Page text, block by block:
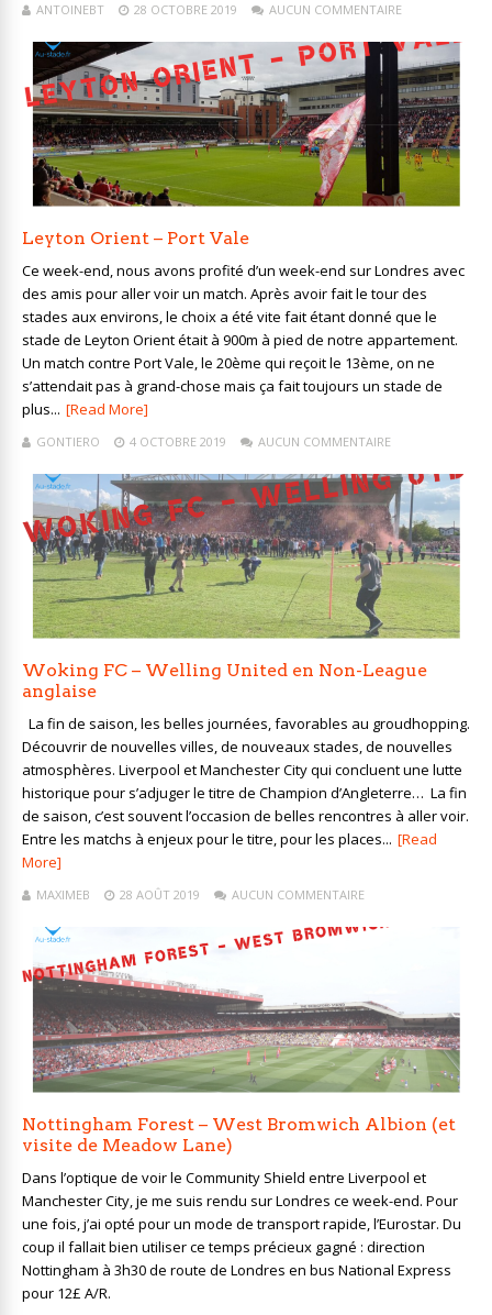
ANTOINEBT 28 OCTOBRE 2019 AUCUN COMMENTAIRE
Leyton Orient – Port Vale
Ce week-end, nous avons profité d’un week-end sur Londres avec
des amis pour aller voir un match. Après avoir fait le tour des
stades aux environs, le choix a été vite fait étant donné que le
stade de Leyton Orient était à 900m à pied de notre appartement.
Un match contre Port Vale, le 20ème qui reçoit le 13ème, on ne
s’attendait pas à grand-chose mais ça fait toujours un stade de
plus... [Read More]
GONTIERO 4 OCTOBRE 2019 AUCUN COMMENTAIRE
Woking FC – Welling United en Non-League
anglaise
La fin de saison, les belles journées, favorables au groudhopping.
Découvrir de nouvelles villes, de nouveaux stades, de nouvelles
atmosphères. Liverpool et Manchester City qui concluent une lutte
historique pour s’adjuger le titre de Champion d’Angleterre… La fin
de saison, c’est souvent l’occasion de belles rencontres à aller voir.
Entre les matchs à enjeux pour le titre, pour les places... [Read
More]
MAXIMEB 28 AOÛT 2019 AUCUN COMMENTAIRE
Nottingham Forest – West Bromwich Albion (et
visite de Meadow Lane)
Dans l’optique de voir le Community Shield entre Liverpool et
Manchester City, je me suis rendu sur Londres ce week-end. Pour
une fois, j’ai opté pour un mode de transport rapide, l’Eurostar. Du
coup il fallait bien utiliser ce temps précieux gagné : direction
Nottingham à 3h30 de route de Londres en bus National Express
pour 12£ A/R.